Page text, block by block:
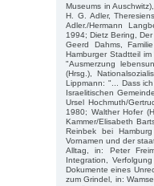
Museums in
H. G. Adler,
Adler./Hermann
1994; Dietz Bering,
Geerd Dahms,
Hamburger Stadtteil
"Ausmerzung
(Hrsg.),
Lippmann: "... Dass
Israelitischen
Ursel Hochmuth/
1980; Walther Hofer
Kammer/Elisabeth
Reinbek bei
Vornamen und der
Alltag, in: Peter
Integration,
Dokumente eines
zum Grindel, in: